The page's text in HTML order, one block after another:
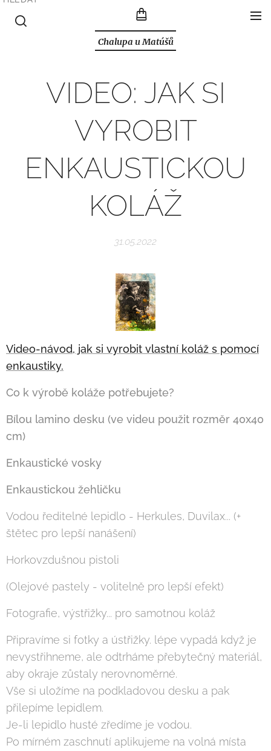
Chalupa u Matúšů
VIDEO: JAK SI
VYROBIT
ENKAUSTICKOU
KOLÁŽ
31.05.2022
Video-návod, jak si vyrobit vlastní koláž s pomocí
enkaustiky.
Co k výrobě koláže potřebujete?
Bílou lamino desku (ve videu použit rozměr 40x40
cm)
Enkaustické vosky
Enkaustickou žehličku
Vodou ředitelné lepidlo - Herkules, Duvilax... (+
štětec pro lepší nanášení)
Horkovzdušnou pistoli
(Olejové pastely - volitelně pro lepší efekt)
Fotografie, výstřižky... pro samotnou koláž
Připravíme si fotky a ústřižky. lépe vypadá když je
nevystřihneme, ale odtrháme přebytečný materiál,
aby okraje zůstaly nerovnoměrné.
Vše si uložíme na podkladovou desku a pak
přilepíme lepidlem.
Je-li lepidlo husté zředíme je vodou.
Po mírném zaschnutí aplikujeme na volná místa